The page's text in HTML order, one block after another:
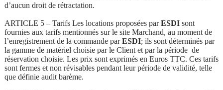
d’aucun droit de rétractation.
ARTICLE 5 – Tarifs Les locations proposées parESDIsont
fournies aux tarifs mentionnés sur le site Marchand, au moment de
l’enregistrement de la commande parESDI; ils sont déterminés par
la gamme de matériel choisie par le Client et par la période de
réservation choisie. Les prix sont exprimés en Euros TTC. Ces tarifs
sont fermes et non révisables pendant leur période de validité, telle
que définie audit barème.